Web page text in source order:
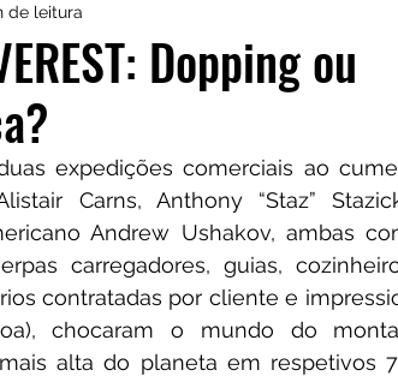
Dopping ou
de leitura
expedições comerciais ao
Carns, Anthony “Staz”
Andrew Ushakov, ambas
carregadores, guias,
contratadas por cliente e
chocaram o mundo do
alta do planeta em respetivos